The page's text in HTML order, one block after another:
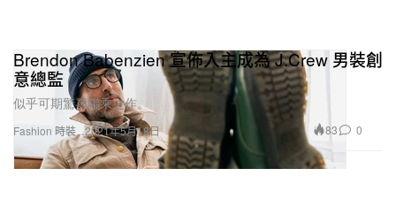
Fashion 時裝
Brendon Babenzien 宣佈入主成為 J.Crew 男裝創
意總監
似乎可期驚喜聯乘之作。
2021年5月18日 83 0